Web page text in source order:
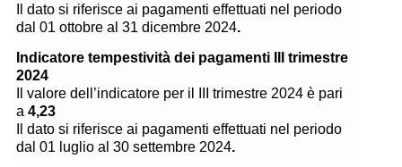
Il dato si riferisce ai pagamenti effettuati nel periodo
dal 01 ottobre al 31 dicembre 2024.
Indicatore tempestività dei pagamenti III trimestre
2024
Il valore dell’indicatore per il III trimestre 2024 è pari
a 4,23
Il dato si riferisce ai pagamenti effettuati nel periodo
dal 01 luglio al 30 settembre 2024.